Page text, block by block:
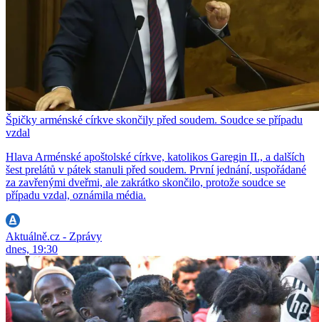
Špičky arménské církve skončily před soudem. Soudce se případu
vzdal
Hlava Arménské apoštolské církve, katolikos Garegin II., a dalších
šest prelátů v pátek stanuli před soudem. První jednání, uspořádané
za zavřenými dveřmi, ale zakrátko skončilo, protože soudce se
případu vzdal, oznámila média.
Aktuálně.cz - Zprávy
dnes, 19:30